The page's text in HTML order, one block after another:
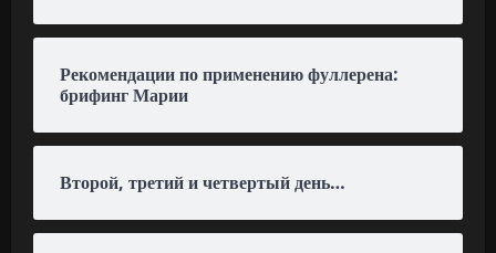
Рекомендации по применению фуллерена:
брифинг Марии
Второй, третий и четвертый день…